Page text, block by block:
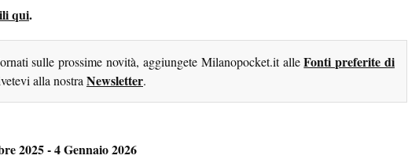
qui.
sulle prossime novità, aggiungete Milanopocket.it alleFonti preferite di
alla nostraNewsletter.
2025 - 4 Gennaio 2026